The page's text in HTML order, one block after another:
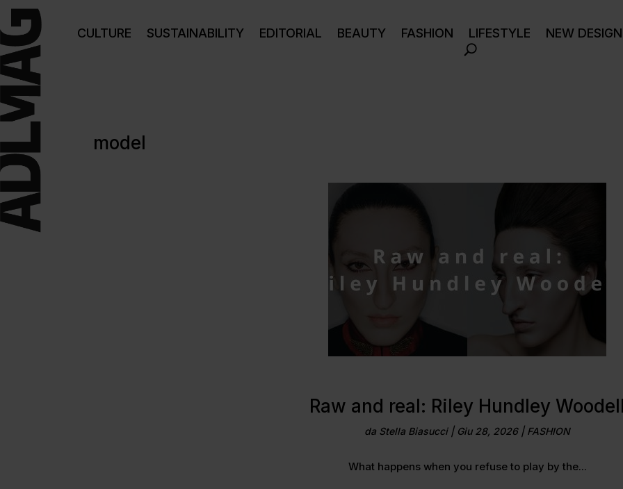
CULTURE SUSTAINABILITY EDITORIAL BEAUTY FASHION LIFESTYLE NEW
model
Raw and real: Riley Hundley
da Stella Biasucci| Giu 28, 2026| FASHION
What happens when you refuse to play by the...